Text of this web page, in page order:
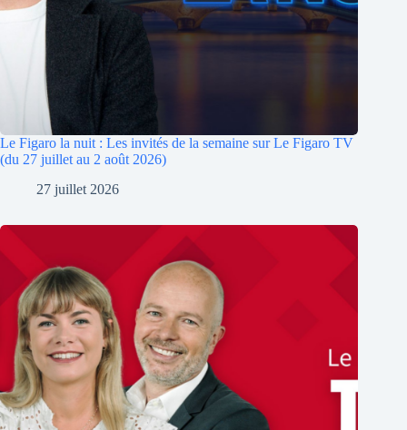
Le Figaro la nuit : Les invités de la semaine sur Le Figaro TV
(du 27 juillet au 2 août 2026)
27 juillet 2026